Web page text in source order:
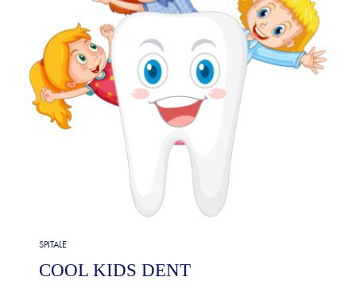
SPITALE
COOL KIDS DENT